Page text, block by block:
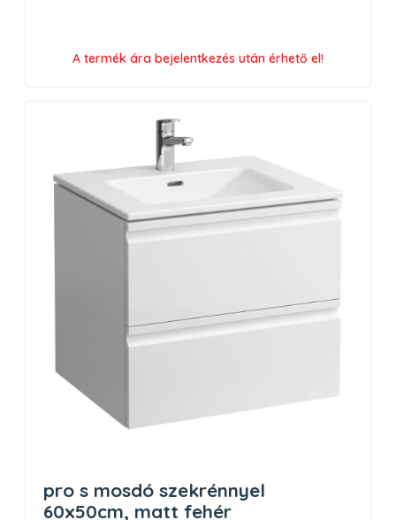
A termék ára bejelentkezés után érhető el!
pro s mosdó szekrénnyel
60x50cm, matt fehér